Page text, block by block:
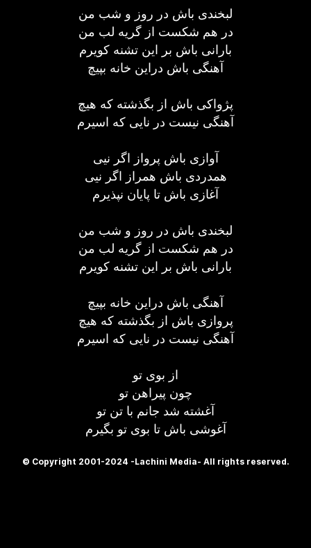
لبخندی باش در روز و شب من
در هم شکست از گریه لب من
بارانی باش بر این تشنه کویرم
آهنگی باش دراین خانه بپیچ
پژواکی باش از بگذشته که هیچ
آهنگی نیست در نایی که اسیرم
آوازی باش پرواز اگر نیی
همدردی باش همراز اگر نیی
آغازی باش تا پایان نپذیرم
لبخندی باش در روز و شب من
در هم شکست از گریه لب من
بارانی باش بر این تشنه کویرم
آهنگی باش دراین خانه بپیچ
پروازی باش از بگذشته که هیچ
آهنگی نیست در نایی که اسیرم
از بوی تو
چون پیراهن تو
آغشته شد جانم با تن تو
آغوشی باش تا بوی تو بگیرم
© Copyright 2001-2024 -Lachini Media- All rights reserved.